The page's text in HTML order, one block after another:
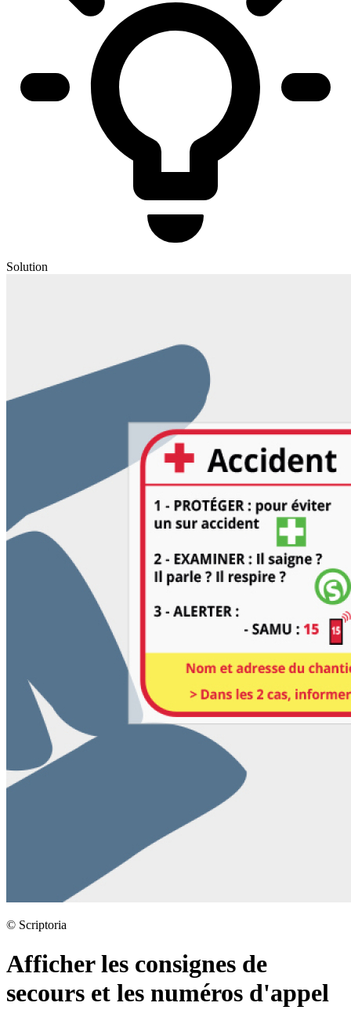
Solution
© Scriptoria
Afficher les consignes de
secours et les numéros d'appel